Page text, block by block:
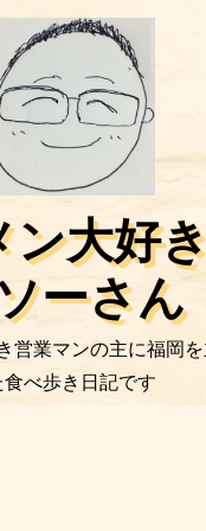
ン大好
ーさん
営業マンの主に福岡
食べ歩き日記です